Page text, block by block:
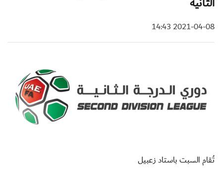
2021-04-08 14:43
تُقام السبت باستاد زعبيل